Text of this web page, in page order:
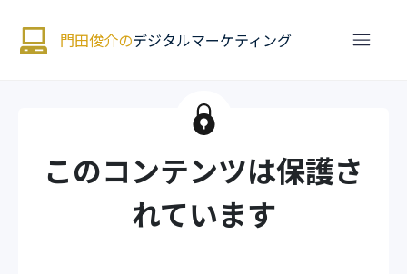
門田俊介のデジタルマーケティング
このコンテンツは保護さ
れています